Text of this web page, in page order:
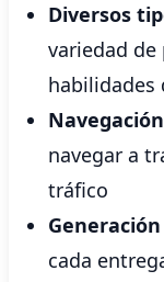
Diversos
variedad
habilidades
navegar a
tráfico
cada